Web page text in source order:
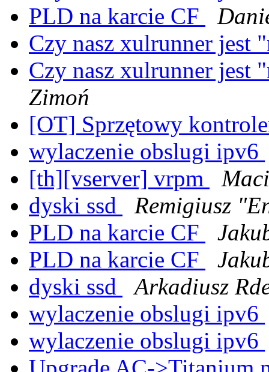
PLD na karcie CF
Czy nasz xulrunner jest
Czy nasz xulrunner jest
Zimoń
[OT] Sprzętowy
wylaczenie obslugi ipv6
[th][vserver] vrpm
dyski ssd
Remigiusz
PLD na karcie CF
PLD na karcie CF
dyski ssd
Arkadiusz
wylaczenie obslugi ipv6
wylaczenie obslugi ipv6